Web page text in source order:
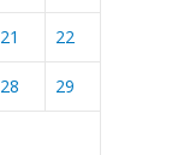
21 22
28 29